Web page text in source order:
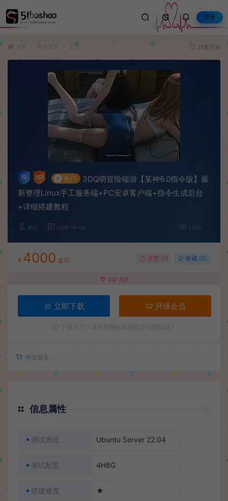
登录
寄售资源 正文 我要投稿
# 热门
3DQ萌冒险端游【某神6.0指令版】最
新整理Linux手工服务端+PC安卓客户端+指令生成后台
+详细搭建教程
波少 2026-06-09 7,905
¥ 4000 金币 点赞 (1 ) 收藏 (0)
VIP 8折
立即下载 升级会员
增值服务：
信息属性
测试系统 Ubuntu Server 22.04
测试配置 4H8G
搭建难度 ★